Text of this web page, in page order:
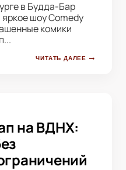
в Будда-Бар
шоу Comedy
комики
ЧИТАТЬ ДАЛЕЕ
на ВДНХ: